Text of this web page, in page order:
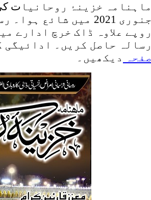
ماہنامہ خزینۂ روحانیا ت
روپے علاوہ ڈاک خرچ ادارے
رسالہ حاصل کریں۔ ادائیگی
صفحہ
دیکھیں۔